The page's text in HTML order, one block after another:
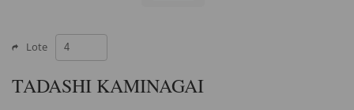
Lote
TADASHI KAMINAGAI